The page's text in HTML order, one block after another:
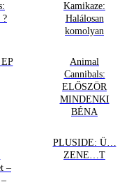
?
Kamikaze:
Halálosan
komolyan
Animal
Cannibals:
ELŐSZÖR
MINDENKI
BÉNA
–
PLUSIDE: Ü…
ZENE…T